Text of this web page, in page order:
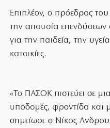
Επιπλέον, ο πρόεδρος
την απουσία επενδύσεων
για την παιδεία, την
κατοικίες.
«Το ΠΑΣΟΚ πιστεύει σε
υποδομές, φροντίδα και
σημείωσε ο Νίκος